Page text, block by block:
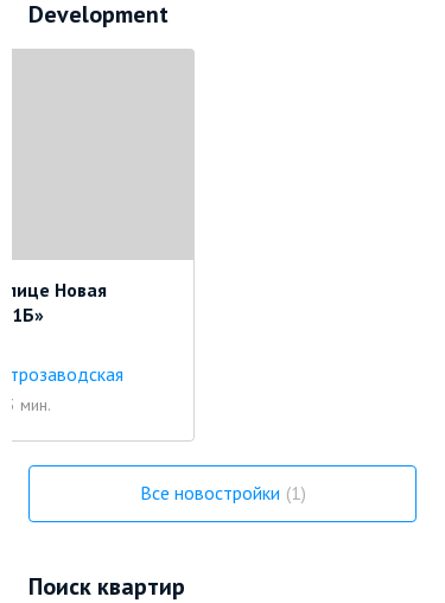
Development
Новая
мин.
Все новостройки 1
Поиск квартир